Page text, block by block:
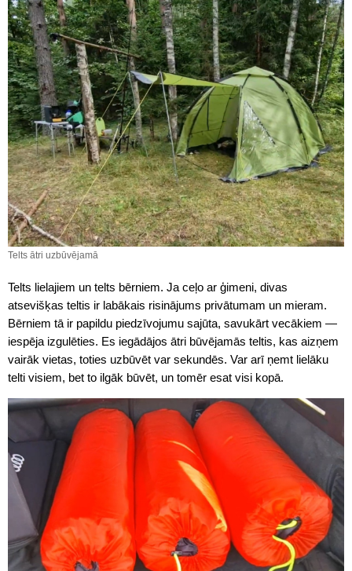
Telts ātri uzbūvējamā
Telts lielajiem un telts bērniem. Ja ceļo ar ģimeni, divas
atsevišķas teltis ir labākais risinājums privātumam un mieram.
Bērniem tā ir papildu piedzīvojumu sajūta, savukārt vecākiem —
iespēja izgulēties. Es iegādājos ātri būvējamās teltis, kas aizņem
vairāk vietas, toties uzbūvēt var sekundēs. Var arī ņemt lielāku
telti visiem, bet to ilgāk būvēt, un tomēr esat visi kopā.